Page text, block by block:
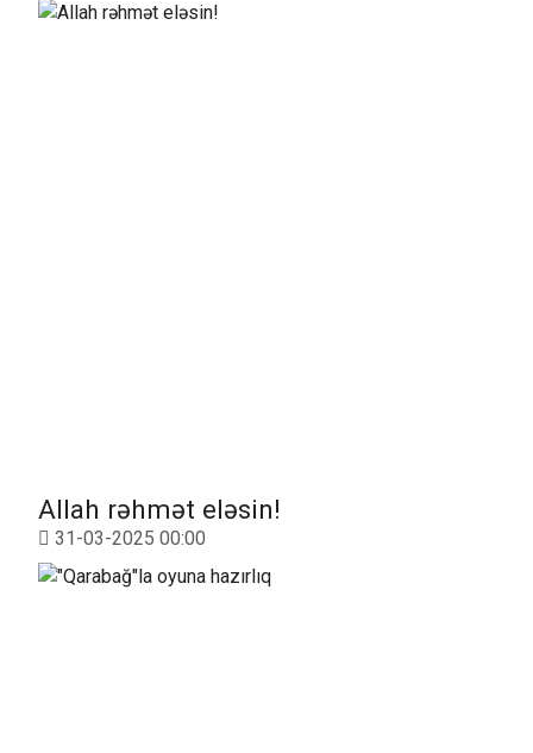
Allah rəhmət eləsin!
31-03-2025 00:00